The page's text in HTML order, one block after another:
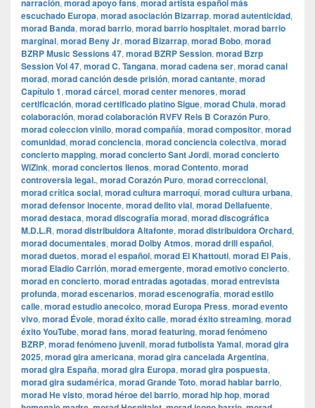
narración, morad apoyo fans, morad artista español más
escuchado Europa, morad asociación Bizarrap, morad autenticidad,
morad Banda, morad barrio, morad barrio hospitalet, morad barrio
marginal, morad Beny Jr, morad Bizarrap, morad Bobo, morad
BZRP Music Sessions 47, morad BZRP Session, morad Bzrp
Session Vol 47, morad C. Tangana, morad cadena ser, morad canal
morad, morad canción desde prisión, morad cantante, morad
Capítulo 1, morad cárcel, morad center menores, morad
certificación, morad certificado platino Sigue, morad Chula, morad
colaboración, morad colaboración RVFV Rels B Corazón Puro,
morad coleccion vinilo, morad compañía, morad compositor, morad
comunidad, morad conciencia, morad conciencia colectiva, morad
concierto mapping, morad concierto Sant Jordi, morad concierto
WiZink, morad conciertos llenos, morad Contento, morad
controversia legal., morad Corazón Puro, morad correccional,
morad crítica social, morad cultura marroquí, morad cultura urbana,
morad defensor inocente, morad delito vial, morad Dellafuente,
morad destaca, morad discografía morad, morad discográfica
M.D.L.R, morad distribuidora Altafonte, morad distribuidora Orchard,
morad documentales, morad Dolby Atmos, morad drill español,
morad duetos, morad el español, morad El Khattouti, morad El País,
morad Eladio Carrión, morad emergente, morad emotivo concierto,
morad en concierto, morad entradas agotadas, morad entrevista
profunda, morad escenarios, morad escenografía, morad estilo
calle, morad estudio anecoico, morad Europa Press, morad evento
vivo, morad Évole, morad éxito calle, morad éxito streaming, morad
éxito YouTube, morad fans, morad featuring, morad fenómeno
BZRP, morad fenómeno juvenil, morad futbolista Yamal, morad gira
2025, morad gira americana, morad gira cancelada Argentina,
morad gira España, morad gira Europa, morad gira pospuesta,
morad gira sudamérica, morad Grande Toto, morad hablar barrio,
morad He visto, morad héroe del barrio, morad hip hop, morad